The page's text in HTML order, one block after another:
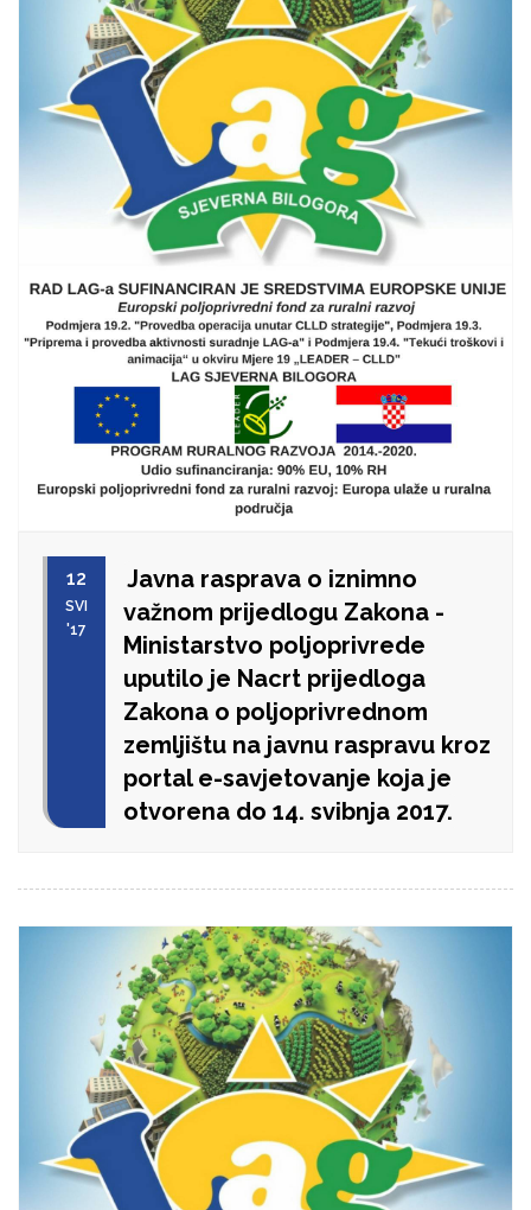
12
SVI
'17
Javna rasprava o iznimno
važnom prijedlogu Zakona -
Ministarstvo poljoprivrede
uputilo je Nacrt prijedloga
Zakona o poljoprivrednom
zemljištu na javnu raspravu kroz
portal e-savjetovanje koja je
otvorena do 14. svibnja 2017.